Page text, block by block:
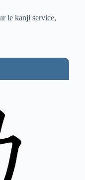
le kanji service,